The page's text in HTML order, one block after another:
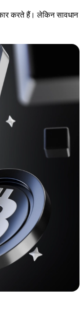
करते हैं। लेकिन सावधान